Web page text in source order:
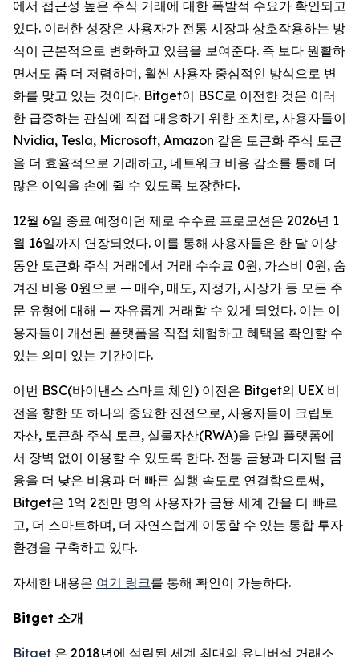
에서 접근성 높은 주식 거래에 대한 폭발적 수요가 확인되고
있다. 이러한 성장은 사용자가 전통 시장과 상호작용하는 방
식이 근본적으로 변화하고 있음을 보여준다. 즉 보다 원활하
면서도 좀 더 저렴하며, 훨씬 사용자 중심적인 방식으로 변
화를 맞고 있는 것이다. Bitget이 BSC로 이전한 것은 이러
한 급증하는 관심에 직접 대응하기 위한 조치로, 사용자들이
Nvidia, Tesla, Microsoft, Amazon 같은 토큰화 주식 토큰
을 더 효율적으로 거래하고, 네트워크 비용 감소를 통해 더
많은 이익을 손에 쥘 수 있도록 보장한다.
12월 6일 종료 예정이던 제로 수수료 프로모션은 2026년 1
월 16일까지 연장되었다. 이를 통해 사용자들은 한 달 이상
동안 토큰화 주식 거래에서 거래 수수료 0원, 가스비 0원, 숨
겨진 비용 0원으로 — 매수, 매도, 지정가, 시장가 등 모든 주
문 유형에 대해 — 자유롭게 거래할 수 있게 되었다. 이는 이
용자들이 개선된 플랫폼을 직접 체험하고 혜택을 확인할 수
있는 의미 있는 기간이다.
이번 BSC(바이낸스 스마트 체인) 이전은 Bitget의 UEX 비
전을 향한 또 하나의 중요한 진전으로, 사용자들이 크립토
자산, 토큰화 주식 토큰, 실물자산(RWA)을 단일 플랫폼에
서 장벽 없이 이용할 수 있도록 한다. 전통 금융과 디지털 금
융을 더 낮은 비용과 더 빠른 실행 속도로 연결함으로써,
Bitget은 1억 2천만 명의 사용자가 금융 세계 간을 더 빠르
고, 더 스마트하며, 더 자연스럽게 이동할 수 있는 통합 투자
환경을 구축하고 있다.
자세한 내용은 여기 링크를 통해 확인이 가능하다.
Bitget 소개
Bitget 은 2018년에 설립된 세계 최대의 유니버설 거래소